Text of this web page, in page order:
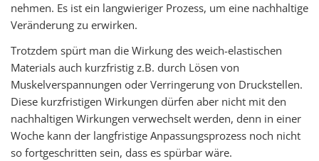
nehmen. Es ist ein langwieriger Prozess, um eine nachhaltige
Veränderung zu erwirken.
Trotzdem spürt man die Wirkung des weich-elastischen
Materials auch kurzfristig z.B. durch Lösen von
Muskelverspannungen oder Verringerung von Druckstellen.
Diese kurzfristigen Wirkungen dürfen aber nicht mit den
nachhaltigen Wirkungen verwechselt werden, denn in einer
Woche kann der langfristige Anpassungsprozess noch nicht
so fortgeschritten sein, dass es spürbar wäre.